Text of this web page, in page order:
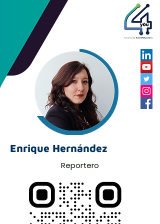
Enrique Hernández
Reportero